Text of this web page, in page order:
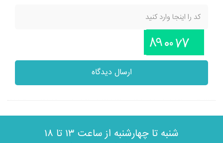
ارسال دیدگاه
شنبه تا چهارشنبه از ساعت ۱۳ تا ۱۸